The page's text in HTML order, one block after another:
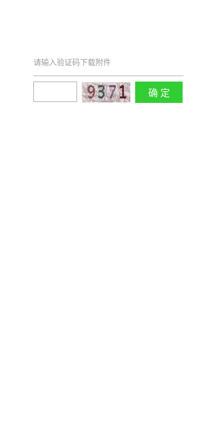
请输入验证码下载附件